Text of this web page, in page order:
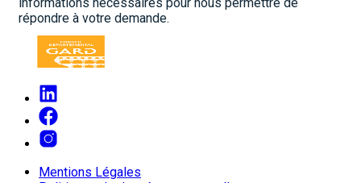
répondre à votre demande.
Mentions Légales